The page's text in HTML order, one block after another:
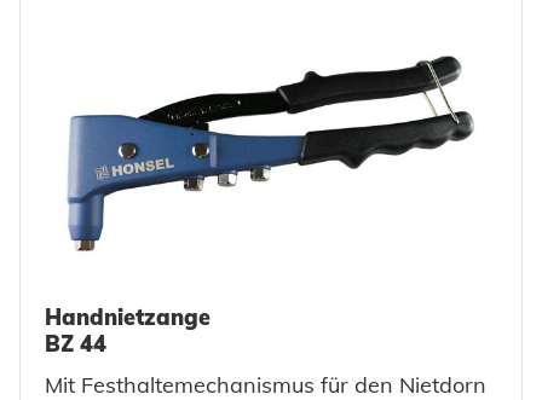
Klimatechnik
Datenschutz
AGBs
Handnietzange
BZ 44
Mit Festhaltemechanismus für den Nietdorn